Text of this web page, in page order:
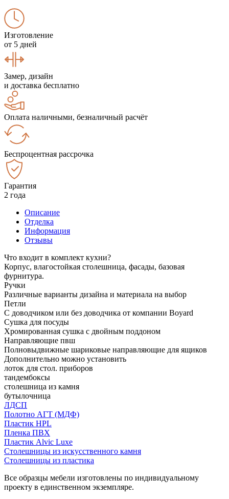
Изготовление
от 5 дней
Замер, дизайн
и доставка бесплатно
Оплата наличными, безналичный расчёт
Беспроцентная рассрочка
Гарантия
2 года
Описание
Отделка
Информация
Отзывы
Что входит в комплект кухни?
Корпус, влагостойкая столешница, фасады, базовая
фурнитура.
Ручки
Различные варианты дизайна и материала на выбор
Петли
С доводчиком или без доводчика от компании Boyard
Сушка для посуды
Хромированная сушка с двойным поддоном
Направляющие пвш
Полновыдвижные шариковые направляющие для ящиков
Дополнительно можно установить
лоток для стол. приборов
тандембоксы
столешница из камня
бутылочница
ЛДСП
Полотно АГТ (МДФ)
Пластик HPL
Пленка ПВХ
Пластик Alvic Luxe
Столешницы из искусственного камня
Столешницы из пластика
Все образцы мебели изготовлены по индивидуальному
проекту в единственном экземпляре.